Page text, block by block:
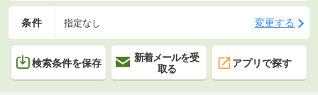
条件 指定なし 変更する
検索条件を保存
新着メールを受
取る
アプリで探す